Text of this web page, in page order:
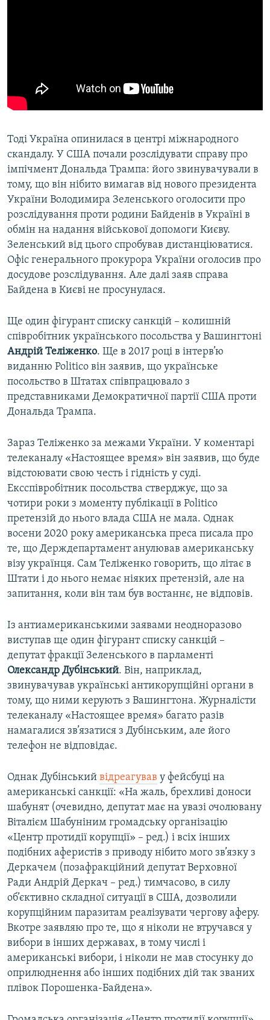
Тоді Україна опинилася в центрі міжнародного
скандалу. У США почали розслідувати справу про
імпічмент Дональда Трампа: його звинувачували в
тому, що він нібито вимагав від нового президента
України Володимира Зеленського оголосити про
розслідування проти родини Байденів в Україні в
обмін на надання військової допомоги Києву.
Зеленський від цього спробував дистанціюватися.
Офіс генерального прокурора України оголосив про
досудове розслідування. Але далі заяв справа
Байдена в Києві не просунулася.
Ще один фігурант списку санкцій – колишній
співробітник українського посольства у Вашингтоні
Андрій Теліженко. Ще в 2017 році в інтерв’ю
виданню Politico він заявив, що українське
посольство в Штатах співпрацювало з
представниками Демократичної партії США проти
Дональда Трампа.
Зараз Теліженко за межами України. У коментарі
телеканалу «Настоящее время» він заявив, що буде
відстоювати свою честь і гідність у суді.
Ексспівробітник посольства стверджує, що за
чотири роки з моменту публікації в Politico
претензій до нього влада США не мала. Однак
восени 2020 року американська преса писала про
те, що Держдепартамент анулював американську
візу українця. Сам Теліженко говорить, що літає в
Штати і до нього немає ніяких претензій, але на
запитання, коли він там був востаннє, не відповів.
Із антиамериканськими заявами неодноразово
виступав ще один фігурант списку санкцій –
депутат фракції Зеленського в парламенті
Олександр Дубінський. Він, наприклад,
звинувачував українські антикорупційні органи в
тому, що ними керують з Вашингтона. Журналісти
телеканалу «Настоящее время» багато разів
намагалися зв’язатися з Дубінським, але його
телефон не відповідає.
Однак Дубінський відреагував у фейсбуці на
американські санкції: «На жаль, брехливі доноси
шабунят (очевидно, депутат має на увазі очолювану
Віталієм Шабуніним громадську організацію
«Центр протидії корупції» – ред.) і всіх інших
подібних аферистів з приводу нібито мого зв’язку з
Деркачем (позафракційний депутат Верховної
Ради Андрій Деркач – ред.) тимчасово, в силу
об’єктивно складної ситуації в США, дозволили
корупційним паразитам реалізувати чергову аферу.
Вкотре заявляю про те, що я ніколи не втручався у
вибори в інших державах, в тому числі і
американські вибори, і ніколи не мав стосунку до
оприлюднення або інших подібних дій так званих
плівок Порошенка-Байдена».